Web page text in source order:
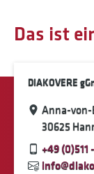
Das ist
DIAKOVERE
Anna-von-
30625
+49 (0)511